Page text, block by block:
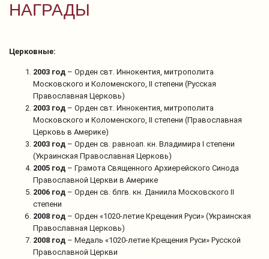
НАГРАДЫ
Церковные:
2003 год – Орден свт. Иннокентия, митрополита
Московского и Коломенского, II степени (Русская
Православная Церковь)
2003 год – Орден свт. Иннокентия, митрополита
Московского и Коломенского, II степени (Православная
Церковь в Америке)
2003 год – Орден св. равноап. кн. Владимира I степени
(Украинская Православная Церковь)
2005 год – Грамота Священного Архиерейского Синода
Православной Церкви в Америке
2006 год – Орден св. блгв. кн. Даниила Московского II
степени
2008 год – Орден «1020-летие Крещения Руси» (Украинская
Православная Церковь)
2008 год – Медаль «1020-летие Крещения Руси» Русской
Православной Церкви